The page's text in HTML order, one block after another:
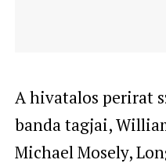
A hivatalos perirat
banda tagjai,
Michael Mosely,